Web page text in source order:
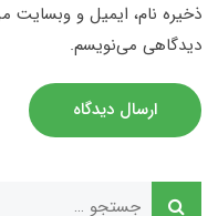
ذخیره نام، ایمیل و وبسایت
دیدگاهی می‌نویسم.
ارسال دیدگاه